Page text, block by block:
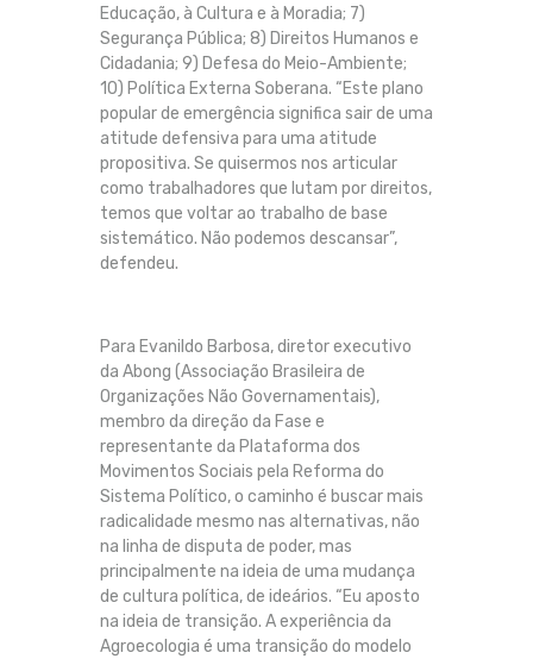
Educação, à Cultura e à Moradia; 7)
Segurança Pública; 8) Direitos Humanos e
Cidadania; 9) Defesa do Meio-Ambiente;
10) Política Externa Soberana. “Este plano
popular de emergência significa sair de uma
atitude defensiva para uma atitude
propositiva. Se quisermos nos articular
como trabalhadores que lutam por direitos,
temos que voltar ao trabalho de base
sistemático. Não podemos descansar”,
defendeu.
Para Evanildo Barbosa, diretor executivo
da Abong (Associação Brasileira de
Organizações Não Governamentais),
membro da direção da Fase e
representante da Plataforma dos
Movimentos Sociais pela Reforma do
Sistema Político, o caminho é buscar mais
radicalidade mesmo nas alternativas, não
na linha de disputa de poder, mas
principalmente na ideia de uma mudança
de cultura política, de ideários. “Eu aposto
na ideia de transição. A experiência da
Agroecologia é uma transição do modelo